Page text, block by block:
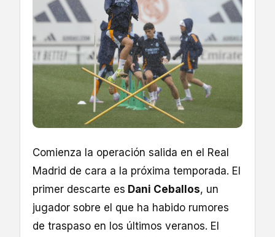
Comienza la operación salida en el Real
Madrid de cara a la próxima temporada. El
primer descarte es Dani Ceballos, un
jugador sobre el que ha habido rumores
de traspaso en los últimos veranos. El